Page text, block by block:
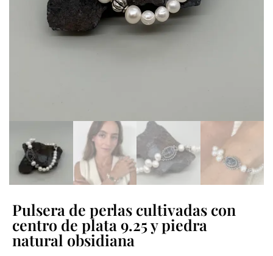
Pulsera de perlas cultivadas con
centro de plata 9.25 y piedra
natural obsidiana